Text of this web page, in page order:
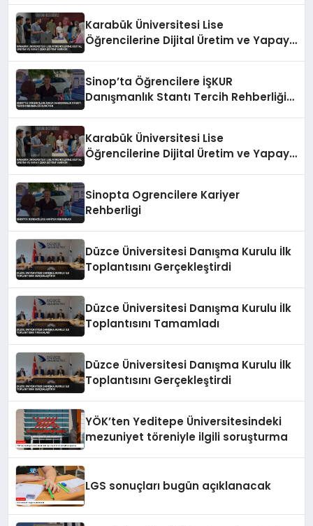
Karabük Üniversitesi Lise
Öğrencilerine Dijital Üretim ve Yapay
Sinop’ta Öğrencilere İŞKUR
Danışmanlık Stantı Tercih Rehberliği
Karabük Üniversitesi Lise
Öğrencilerine Dijital Üretim ve Yapay
Sinopta Ogrencilere Kariyer
Rehberligi
Düzce Üniversitesi Danışma Kurulu İlk
Toplantısını Gerçekleştirdi
Düzce Üniversitesi Danışma Kurulu İlk
Toplantısını Tamamladı
Düzce Üniversitesi Danışma Kurulu İlk
Toplantısını Gerçekleştirdi
YÖK’ten Yeditepe Üniversitesindeki
mezuniyet töreniyle ilgili soruşturma
LGS sonuçları bugün açıklanacak